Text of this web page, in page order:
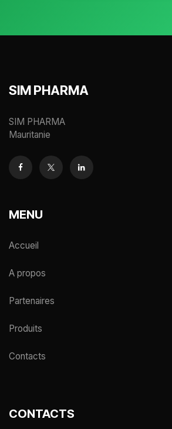
SIM PHARMA
SIM PHARMA
Mauritanie
MENU
Accueil
A propos
Partenaires
Produits
Contacts
CONTACTS